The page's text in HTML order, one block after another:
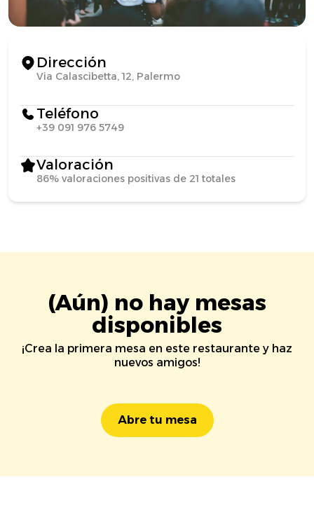
Dirección
Via Calascibetta, 12, Palermo
Teléfono
+39 091 976 5749
Valoración
86% valoraciones positivas de 21 totales
(Aún) no hay mesas
disponibles
¡Crea la primera mesa en este restaurante y haz
nuevos amigos!
Abre tu mesa